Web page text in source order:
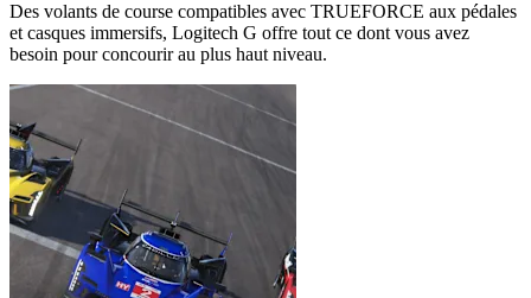
Des volants de course compatibles avec TRUEFORCE aux pédales
et casques immersifs, Logitech G offre tout ce dont vous avez
besoin pour concourir au plus haut niveau.